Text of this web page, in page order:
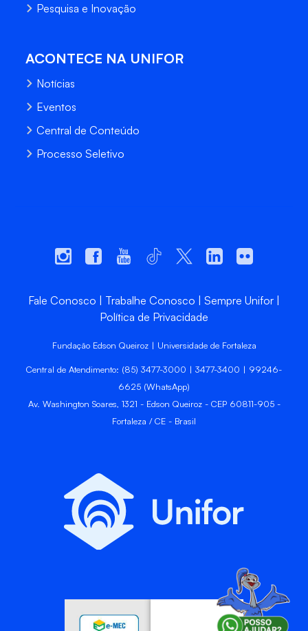
Pesquisa e Inovação
ACONTECE NA UNIFOR
Notícias
Eventos
Central de Conteúdo
Processo Seletivo
Fale Conosco Trabalhe Conosco
Sempre Unifor
Política de Privacidade
Fundação Edson Queiroz | Universidade de Fortaleza
Central de Atendimento: (85) 3477-3000 | 3477-3400 | 99246-
6625 (WhatsApp)
Av. Washington Soares, 1321 - Edson Queiroz - CEP 60811-905 -
Fortaleza / CE - Brasil